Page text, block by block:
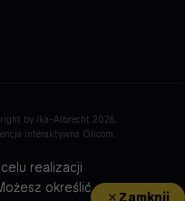
by Ika-Albrecht 2026.
interaktywna Olicom.
realizacji
określić
Zamknij